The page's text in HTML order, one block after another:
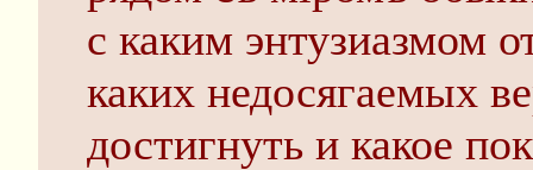
с каким энтузиазмом
каких недосягаемых
достигнуть и какое